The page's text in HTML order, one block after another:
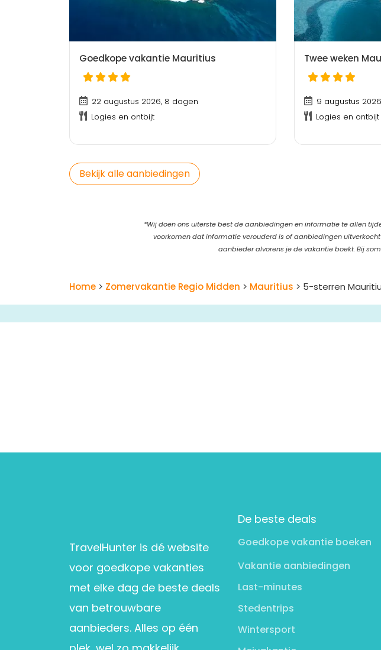
Goedkope vakantie Mauritius
22 augustus 2026, 8 dagen
Logies en ontbijt
Twee weken
9 augustus
Logies en ontbijt
Bekijk alle aanbiedingen
*Wij doen ons uiterste best de aanbiedingen en informatie te allen
voorkomen dat informatie verouderd is of aanbiedingen
aanbieder alvorens je de vakantie boekt. Bij
Home > Zomervakantie Regio Midden > Mauritius > 5-sterren
TravelHunter is dé website
voor goedkope vakanties
met elke dag de beste deals
van betrouwbare
aanbieders. Alles op één
De beste deals
Goedkope vakantie boeken
Vakantie aanbiedingen
Last-minutes
Stedentrips
Wintersport